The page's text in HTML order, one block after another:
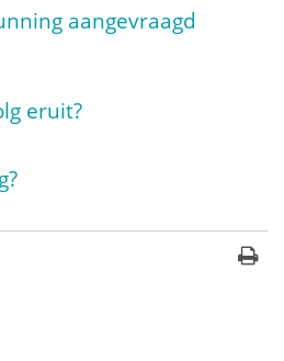
aangevraagd
eruit?